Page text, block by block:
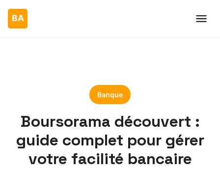
Banque
Boursorama découvert :
guide complet pour gérer
votre facilité bancaire